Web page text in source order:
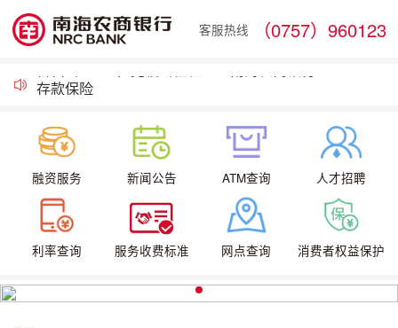
客服热线 （0757）960123
焕新而至，智享美好！南海农商银行罗村罗东支行全新升级，遇见轻盈金融新体验
存款保险
关于启用新版《信息采集、使用及报送授权书》的公告
融资服务 新闻公告 ATM查询 人才招聘
利率查询 服务收费标准 网点查询 消费者权益保护